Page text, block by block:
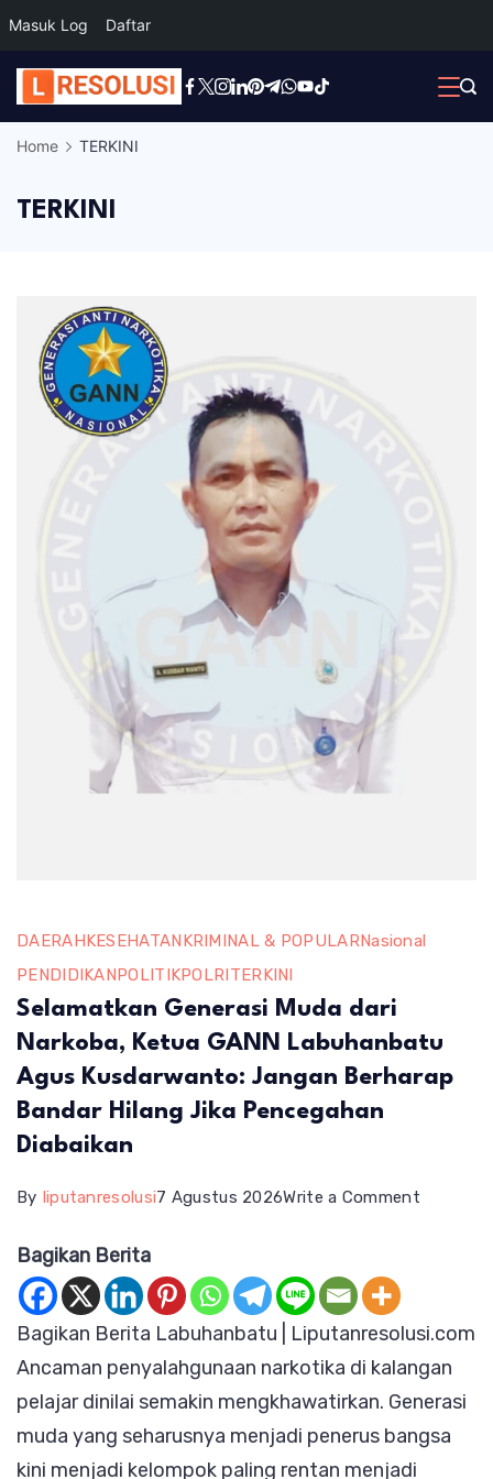
Masuk Log Daftar
Skip
to
content
Home TERKINI
TERKINI
DAERAHKESEHATANKRIMINAL & POPULARNasional
PENDIDIKANPOLITIKPOLRITERKINI
Selamatkan Generasi Muda dari
Narkoba, Ketua GANN Labuhanbatu
Agus Kusdarwanto: Jangan Berharap
Bandar Hilang Jika Pencegahan
Diabaikan
By liputanresolusi7 Agustus 2026Write a Commenton
dari
Narkoba,
Ketua
GANN
Bagikan Berita
Bagikan Berita Labuhanbatu | Liputanresolusi.com
Ancaman penyalahgunaan narkotika di kalangan
pelajar dinilai semakin mengkhawatirkan. Generasi
muda yang seharusnya menjadi penerus bangsa
kini menjadi kelompok paling rentan menjadi